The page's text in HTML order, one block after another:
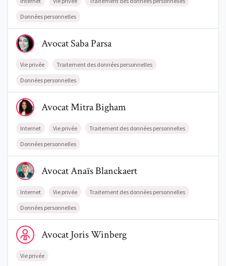
Comment nous vous aidons
Données personnelles
Voir le profil de AvocatSaba Parsa
AvocatSabaParsa
Vie privée Traitement des données personnelles
Données personnelles
Voir le profil de AvocatMitra Bigham
AvocatMitraBigham
Internet Vie privée Traitement des données personnelles
Données personnelles
Voir le profil de AvocatAnaïs Blanckaert
AvocatAnaïsBlanckaert
Internet Vie privée Traitement des données personnelles
Données personnelles
Voir le profil de AvocatJoris Winberg
AvocatJorisWinberg
Vie privée